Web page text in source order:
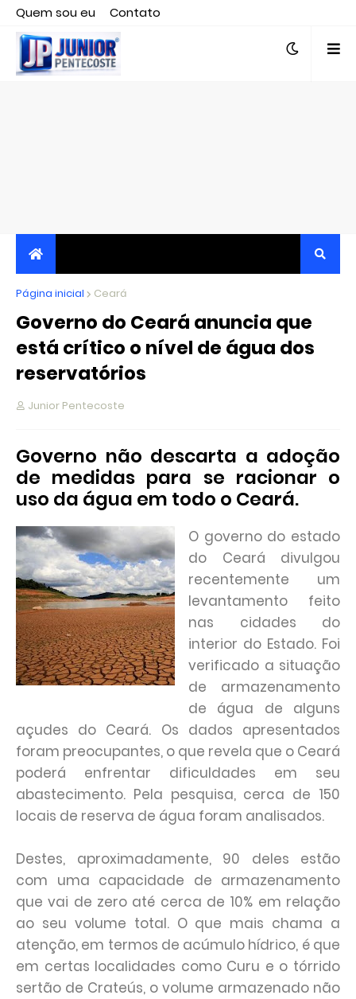
Quem sou eu
Contato
Editor responsável, jornalista Clovis Almeida.
JORNALISMO INDEPENDENTE, TRANSPARENTE E
CRÍTICO
Página inicial Ceará
Governo do Ceará anuncia que
está crítico o nível de água dos
reservatórios
Junior Pentecoste
Governo não descarta a adoção
de medidas para se racionar o
uso da água em todo o Ceará.
O governo do estado
do Ceará divulgou
recentemente um
levantamento feito
nas cidades do
interior do Estado. Foi
verificado a situação
de armazenamento
de água de alguns
açudes do Ceará. Os dados apresentados
foram preocupantes, o que revela que o Ceará
poderá enfrentar dificuldades em seu
abastecimento. Pela pesquisa, cerca de 150
locais de reserva de água foram analisados.
Destes, aproximadamente, 90 deles estão
com uma capacidade de armazenamento
que vai de zero até cerca de 10% em relação
ao seu volume total. O que mais chama a
atenção, em termos de acúmulo hídrico, é que
em certas localidades como Curu e o tórrido
sertão de Crateús, o volume armazenado não